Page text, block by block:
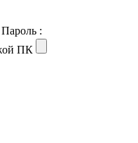
Пароль :
ПК